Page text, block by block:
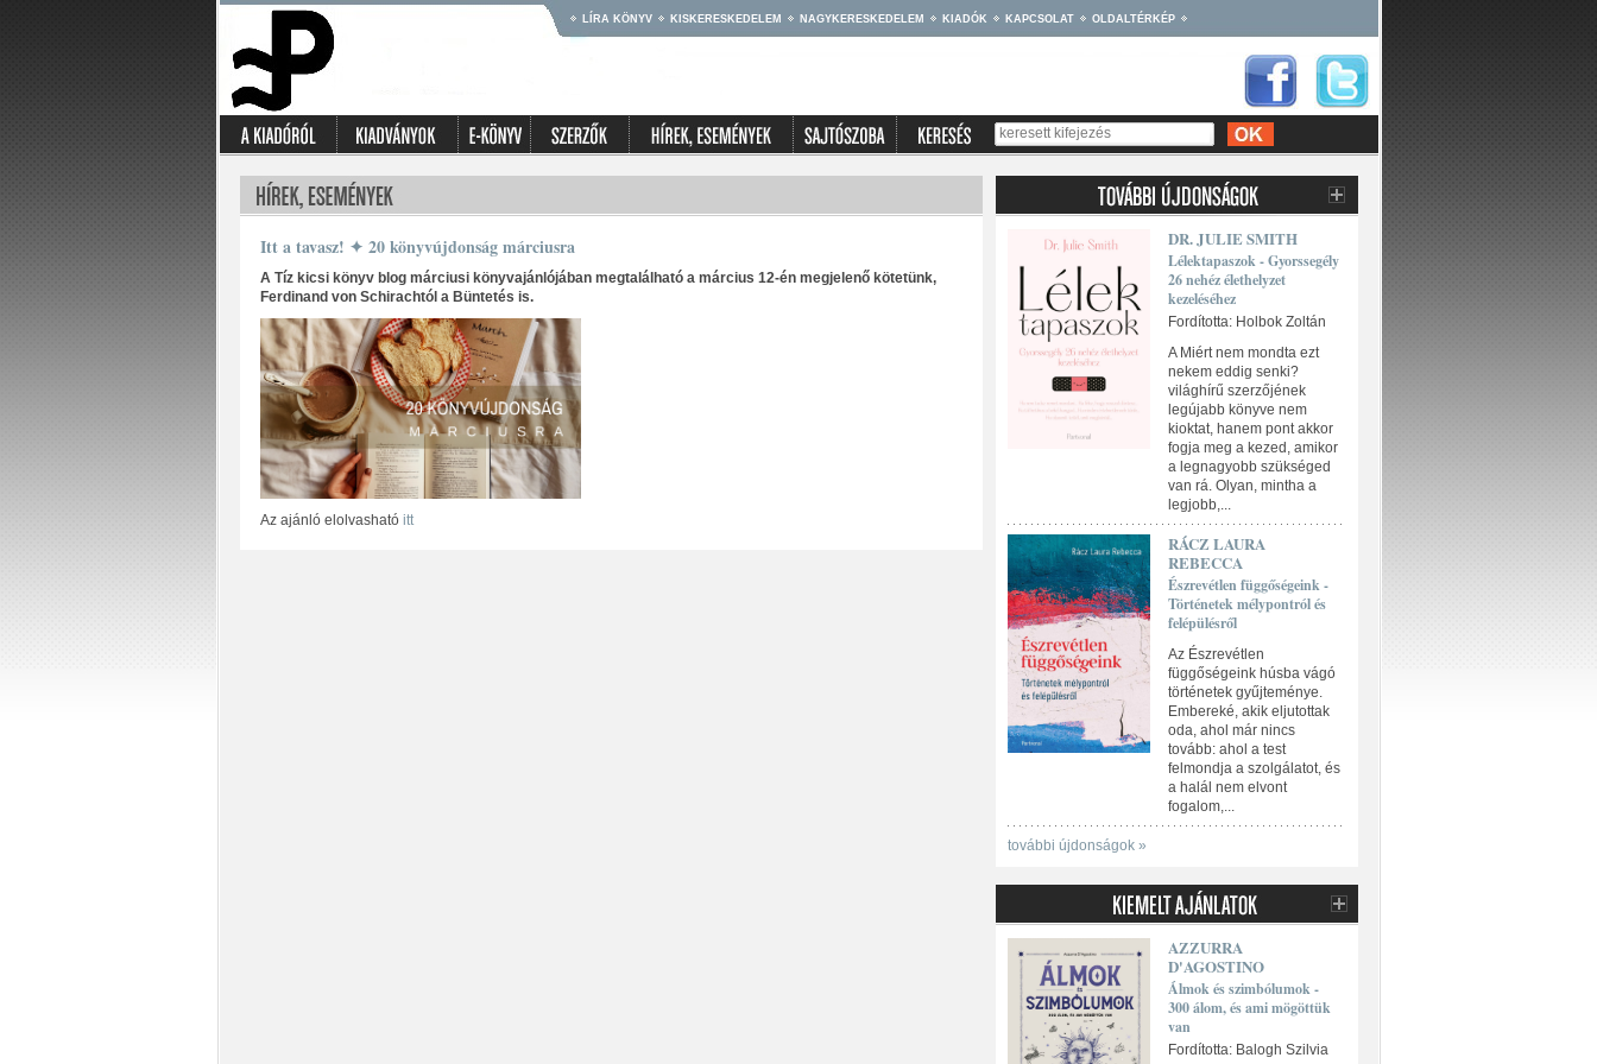
LÍRA KÖNYV KISKERESKEDELEM NAGYKERESKEDELEM KIADÓK KAPCSOLAT OLDALTÉRKÉP
Itt a tavasz! ✦ 20 könyvújdonság márciusra
A Tíz kicsi könyv blog márciusi könyvajánlójában megtalálható a március 12-én megjelenő kötetünk,
Ferdinand von Schirachtól a Büntetés is.
Az ajánló elolvasható itt
DR. JULIE SMITH
Lélektapaszok - Gyorssegély
26 nehéz élethelyzet
kezeléséhez
Fordította: Holbok Zoltán
A Miért nem mondta ezt
nekem eddig senki?
világhírű szerzőjének
legújabb könyve nem
kioktat, hanem pont akkor
fogja meg a kezed, amikor
a legnagyobb szükséged
van rá. Olyan, mintha a
legjobb,...
RÁCZ LAURA
REBECCA
Észrevétlen függőségeink -
Történetek mélypontról és
felépülésről
Az Észrevétlen
függőségeink húsba vágó
történetek gyűjteménye.
Embereké, akik eljutottak
oda, ahol már nincs
tovább: ahol a test
felmondja a szolgálatot, és
a halál nem elvont
fogalom,...
további újdonságok »
AZZURRA
D'AGOSTINO
Álmok és szimbólumok -
300 álom, és ami mögöttük
van
Fordította: Balogh Szilvia